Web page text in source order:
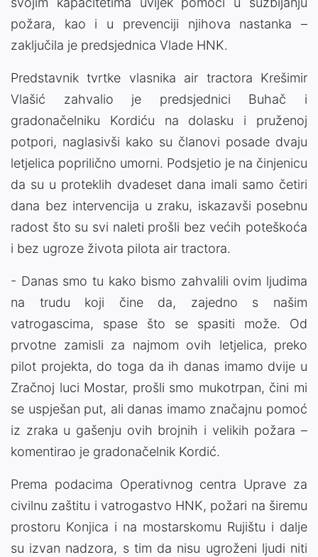
požara, kao i u prevenciji njihova nastanka –
zaključila je predsjednica Vlade HNK.
Predstavnik tvrtke vlasnika air tractora Krešimir
Vlašić zahvalio je predsjednici Buhač i
gradonačelniku Kordiću na dolasku i pruženoj
potpori, naglasivši kako su članovi posade dvaju
letjelica poprilično umorni. Podsjetio je na činjenicu
da su u proteklih dvadeset dana imali samo četiri
dana bez intervencija u zraku, iskazavši posebnu
radost što su svi naleti prošli bez većih poteškoća
i bez ugroze života pilota air tractora.
- Danas smo tu kako bismo zahvalili ovim ljudima
na trudu koji čine da, zajedno s našim
vatrogascima, spase što se spasiti može. Od
prvotne zamisli za najmom ovih letjelica, preko
pilot projekta, do toga da ih danas imamo dvije u
Zračnoj luci Mostar, prošli smo mukotrpan, čini mi
se uspješan put, ali danas imamo značajnu pomoć
iz zraka u gašenju ovih brojnih i velikih požara –
komentirao je gradonačelnik Kordić.
Prema podacima Operativnog centra Uprave za
civilnu zaštitu i vatrogastvo HNK, požari na širemu
prostoru Konjica i na mostarskomu Rujištu i dalje
su izvan nadzora, s tim da nisu ugroženi ljudi niti